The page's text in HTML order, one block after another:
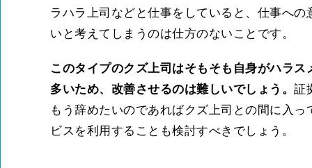
ラハラ上司などと仕事をしていると、仕事へ
いと考えてしまうのは仕方のないことです。
このタイプのクズ上司はそもそも自身がハラ
多いため、改善させるのは難しいでしょう。 証
もう辞めたいのであればクズ上司との間に入
ビスを利用することも検討すべきでしょう。